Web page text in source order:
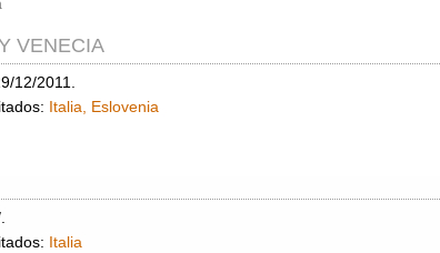
VENECIA
12/2011.
Italia, Eslovenia
Italia